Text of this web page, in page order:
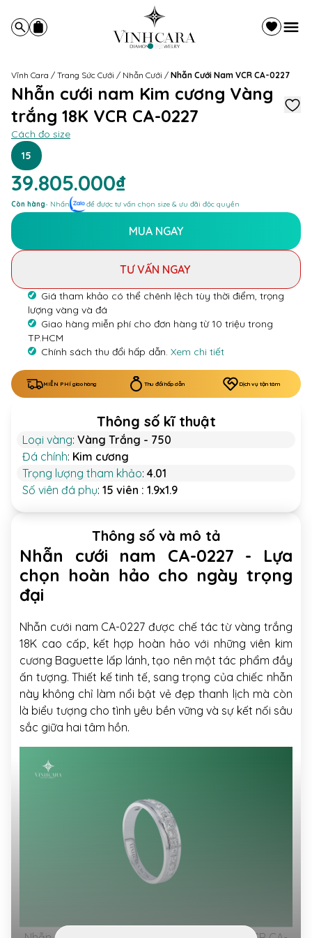
Vĩnh Cara / Trang Sức Cưới / Nhẫn Cưới / Nhẫn Cưới Nam VCR CA-0227
Nhẫn cưới nam Kim cương Vàng
trắng 18K VCR CA-0227
Cách đo size
15
39.805.000₫
Còn hàng- Nhấn để được tư vấn chọn size & ưu đãi độc quyền
MUA NGAY
TƯ VẤN NGAY
Giá tham khảo có thể chênh lệch tùy thời điểm, trọng
lượng vàng và đá
Giao hàng miễn phí cho đơn hàng từ 10 triệu trong
TP.HCM
Chính sách thu đổi hấp dẫn. Xem chi tiết
MIỄN PHÍ giao hàng Thu đổi hấp dẫn Dịch vụ tận tâm
Thông số kĩ thuật
Loại vàng: Vàng Trắng - 750
Đá chính: Kim cương
Trọng lượng tham khảo: 4.01
Số viên đá phụ: 15 viên : 1.9x1.9
Thông số và mô tả
Nhẫn cưới nam CA-0227 - Lựa
chọn hoàn hảo cho ngày trọng
đại
Nhẫn cưới nam CA-0227 được chế tác từ vàng trắng
18K cao cấp, kết hợp hoàn hảo với những viên kim
cương Baguette lấp lánh, tạo nên một tác phẩm đầy
ấn tượng. Thiết kế tinh tế, sang trọng của chiếc nhẫn
này không chỉ làm nổi bật vẻ đẹp thanh lịch mà còn
là biểu tượng cho tình yêu bền vững và sự kết nối sâu
sắc giữa hai tâm hồn.